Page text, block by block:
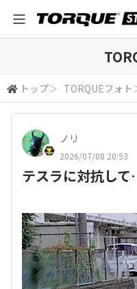
トップ＞ TORQUEフォト
ノリ
2026/07/08 20:53
テスラに対抗し